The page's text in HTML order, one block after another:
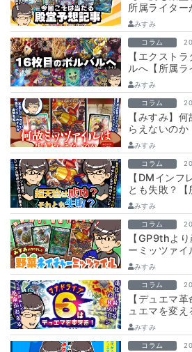
所属ライター
たる殿堂予想
みすみ
コラム
【エクスト
ルへ【所属ラ
みすみ
コラム
【みすみ】
らえないのか
みすみ
コラム
【DMインフ
とも失敗？【
みすみ
コラム
【GP9thよ
ーミッツァイ
みすみ】
みすみ
コラム
【デュエマ
ュエマを変え
すみ】
みすみ
コラム